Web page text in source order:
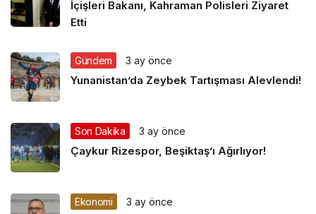
İçişleri Bakanı, Kahraman Polisleri Ziyaret
Etti
Gündem 3 ay önce
Yunanistan’da Zeybek Tartışması Alevlendi!
Son Dakika 3 ay önce
Çaykur Rizespor, Beşiktaş’ı Ağırlıyor!
Ekonomi 3 ay önce